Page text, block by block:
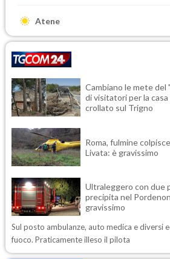
Atene
Cambiano le mete
di visitatori per la
crollato sul Trigno
Roma, fulmine
Livata: è gravissimo
Ultraleggero con due
precipita nel
gravissimo
Sul posto ambulanze, auto medica e diversi
fuoco. Praticamente illeso il pilota